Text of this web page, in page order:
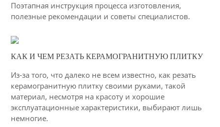
Поэтапная инструкция процесса изготовления,
полезные рекомендации и советы специалистов.
2612
КАК И ЧЕМ РЕЗАТЬ КЕРАМОГРАНИТНУЮ ПЛИТКУ
Из-за того, что далеко не всем известно, как резать
керамогранитную плитку своими руками, такой
материал, несмотря на красоту и хорошие
эксплуатационные характеристики, выбирают лишь
немногие.